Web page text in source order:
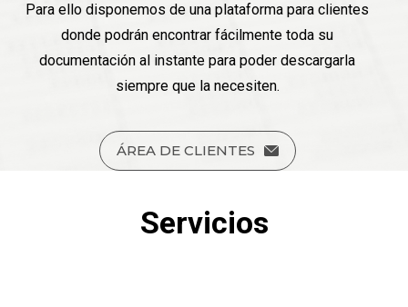
Para ello disponemos de una plataforma para clientes
donde podrán encontrar fácilmente toda su
documentación al instante para poder descargarla
siempre que la necesiten.
ÁREA DE CLIENTES
Servicios